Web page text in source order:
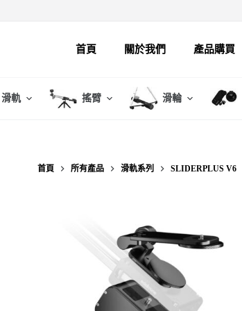
首頁 關於我們 產品購買
滑軌 搖臂 滑輪
首頁 所有產品 滑軌系列 SLIDERPLUS V6